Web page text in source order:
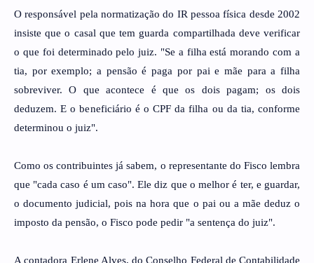
O responsável pela normatização do IR pessoa física desde 2002
insiste que o casal que tem guarda compartilhada deve verificar
o que foi determinado pelo juiz. "Se a filha está morando com a
tia, por exemplo; a pensão é paga por pai e mãe para a filha
sobreviver. O que acontece é que os dois pagam; os dois
deduzem. E o beneficiário é o CPF da filha ou da tia, conforme
determinou o juiz".
Como os contribuintes já sabem, o representante do Fisco lembra
que "cada caso é um caso". Ele diz que o melhor é ter, e guardar,
o documento judicial, pois na hora que o pai ou a mãe deduz o
imposto da pensão, o Fisco pode pedir "a sentença do juiz".
A contadora Erlene Alves, do Conselho Federal de Contabilidade